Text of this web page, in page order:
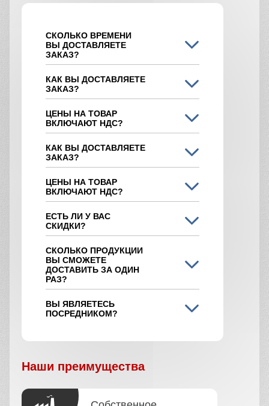
СКОЛЬКО ВРЕМЕНИ
ВЫ ДОСТАВЛЯЕТЕ
ЗАКАЗ?
КАК ВЫ ДОСТАВЛЯЕТЕ
ЗАКАЗ?
ЦЕНЫ НА ТОВАР
ВКЛЮЧАЮТ НДС?
КАК ВЫ ДОСТАВЛЯЕТЕ
ЗАКАЗ?
ЦЕНЫ НА ТОВАР
ВКЛЮЧАЮТ НДС?
ЕСТЬ ЛИ У ВАС
СКИДКИ?
СКОЛЬКО ПРОДУКЦИИ
ВЫ СМОЖЕТЕ
ДОСТАВИТЬ ЗА ОДИН
РАЗ?
ВЫ ЯВЛЯЕТЕСЬ
ПОСРЕДНИКОМ?
Наши преимущества